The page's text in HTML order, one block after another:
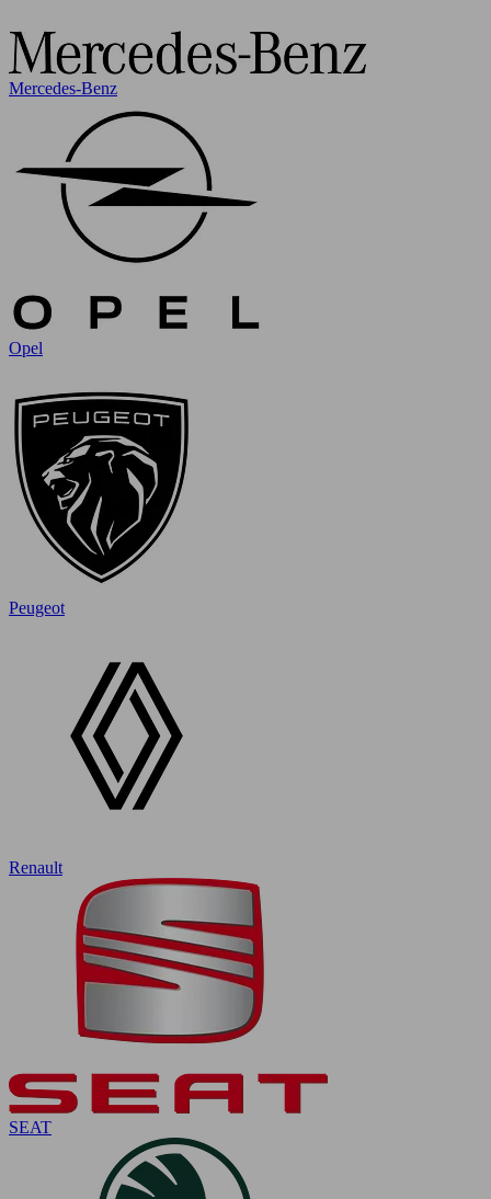
Mercedes-Benz
Opel
Peugeot
Renault
SEAT